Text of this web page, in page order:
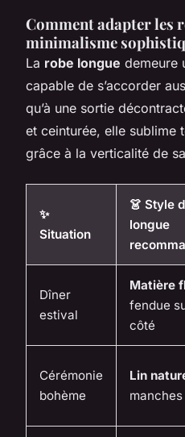
Comment adapter les
minimalisme
La robe longue demeure
capable de s’accorder
qu’à une sortie
et ceinturée, elle sublime
grâce à la verticalité de
✨
Situation
👗 Style
longue
Dîner
estival
Matière
fendue
côté
Cérémonie
bohème
Lin